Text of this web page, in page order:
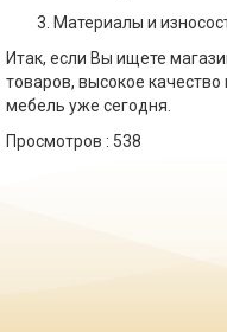
Материалы и
Итак, если Вы ищете
товаров, высокое
мебель уже сегодня.
Просмотров : 538